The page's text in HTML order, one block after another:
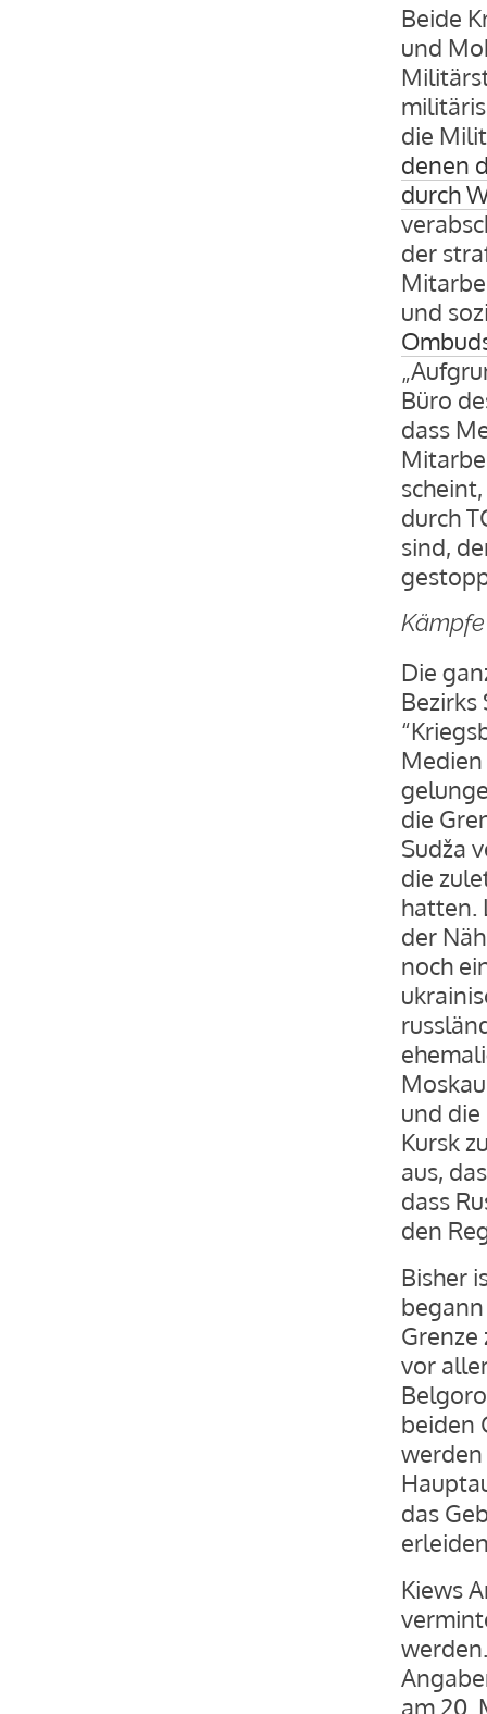
Beide
und
die
denen
durch
der
und
Büro
dass
durch
sind,
Die
Bezirks
die
Sudža
die
hatten.
der
noch
und
Kursk
aus,
dass
den
Bisher
Grenze
vor
beiden
das
Kiews
am 20.